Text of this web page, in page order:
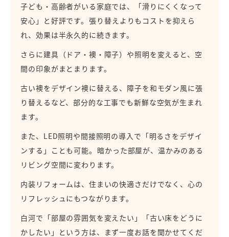
子ども・高齢者がいる家庭では、「滑りにくくなって
安心」と好評です。 張り替えよりもコストを抑えら
れ、効果は半永久的に続きます。
さらに建具（ドア・襖・障子）や照明を変えると、空
間の印象がまとまります。
古い襖をデザイン襖に替える、障子を和モダン風に張
り替えるなど、部分的な工事でも新鮮な空気が生まれ
ます。
また、LED照明や間接照明の導入で「明るさをデザイ
ンする」ことも可能。 暗かった部屋が、温かみのある
リビング空間に変わります。
内装リフォームは、住まいの快適さだけでなく、心の
リフレッシュにもつながります。
白河で「部屋の雰囲気を変えたい」「古い床をどうに
かしたい」という方は、まず一度お話を聞かせてくだ